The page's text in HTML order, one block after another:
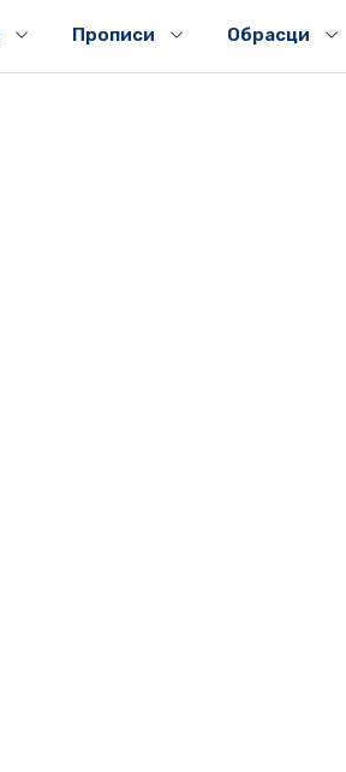
Прописи Обрасци